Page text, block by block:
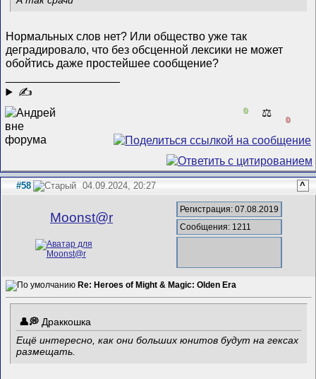
Нормальных слов нет? Или общество уже так
деградировало, что без обсценной лексики не может
обойтись даже простейшее сообщение?
✍
0 ⚖️
0
#58 04.09.2024, 20:27 ^
Mооnst@r
Регистрация: 07.08.2019
Сообщения: 1211
Re: Heroes of Might & Magic: Olden Era
Драккошка
Ещё интересно, как они больших юнитов будут на гексах
размещать.